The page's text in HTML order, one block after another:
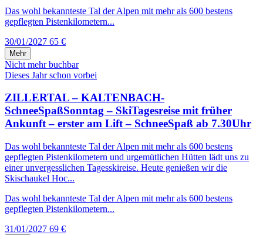
Das wohl bekannteste Tal der Alpen mit mehr als 600 bestens
gepflegten Pistenkilometern...
30/01/2027 65 €
Mehr
Nicht mehr buchbar
Dieses Jahr schon vorbei
ZILLERTAL – KALTENBACH-
SchneeSpaßSonntag – SkiTagesreise mit früher
Ankunft – erster am Lift – SchneeSpaß ab 7.30Uhr
Das wohl bekannteste Tal der Alpen mit mehr als 600 bestens
gepflegten Pistenkilometern und urgemütlichen Hütten lädt uns zu
einer unvergesslichen Tagesskireise. Heute genießen wir die
Skischaukel Hoc...
Das wohl bekannteste Tal der Alpen mit mehr als 600 bestens
gepflegten Pistenkilometern...
31/01/2027 69 €